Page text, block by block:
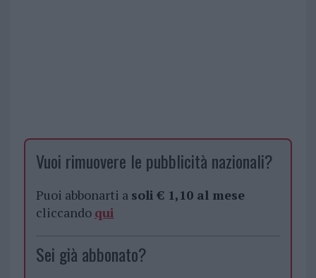
Vuoi rimuovere le pubblicità nazionali?
Puoi abbonarti a soli € 1,10 al mese
cliccando qui
Sei già abbonato?